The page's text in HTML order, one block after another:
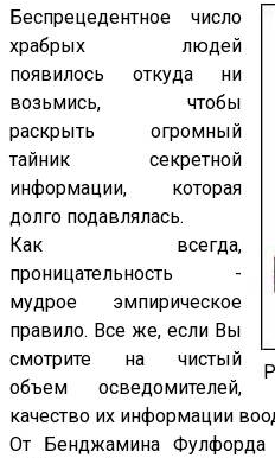
Беспрецедентное число
храбрых людей
появилось откуда ни
возьмись, чтобы
раскрыть огромный
тайник секретной
информации, которая
долго подавлялась.
Как всегда,
проницательность -
мудрое эмпирическое
правило. Все же, если Вы
смотрите на чистый
объем осведомителей,
качество их информации
От Бенджамина Фулфорда